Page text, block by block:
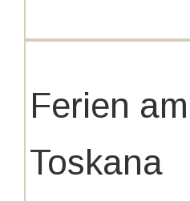
Ferien
Toskana